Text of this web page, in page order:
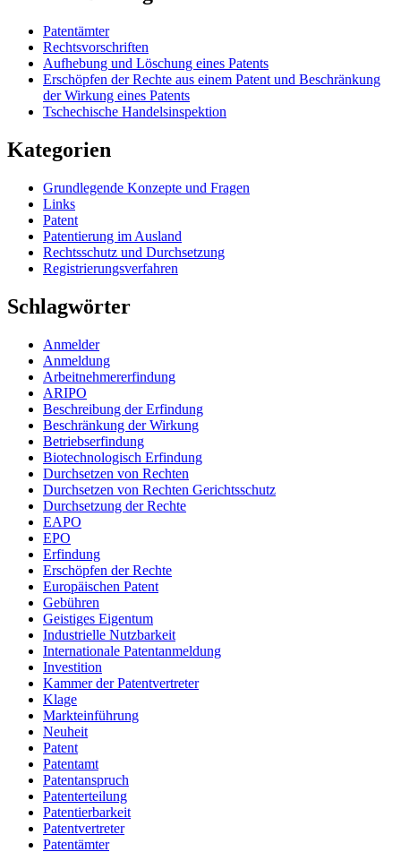
Patentämter
Rechtsvorschriften
Aufhebung und Löschung eines Patents
Erschöpfen der Rechte aus einem Patent und Beschränkung
der Wirkung eines Patents
Tschechische Handelsinspektion
Kategorien
Grundlegende Konzepte und Fragen
Links
Patent
Patentierung im Ausland
Rechtsschutz und Durchsetzung
Registrierungsverfahren
Schlagwörter
Anmelder
Anmeldung
Arbeitnehmererfindung
ARIPO
Beschreibung der Erfindung
Beschränkung der Wirkung
Betriebserfindung
Biotechnologisch Erfindung
Durchsetzen von Rechten
Durchsetzen von Rechten Gerichtsschutz
Durchsetzung der Rechte
EAPO
EPO
Erfindung
Erschöpfen der Rechte
Europäischen Patent
Gebühren
Geistiges Eigentum
Industrielle Nutzbarkeit
Internationale Patentanmeldung
Investition
Kammer der Patentvertreter
Klage
Markteinführung
Neuheit
Patent
Patentamt
Patentanspruch
Patenterteilung
Patentierbarkeit
Patentvertreter
Patentämter